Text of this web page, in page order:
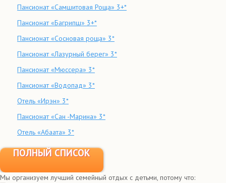
Пансионат «Самшитовая Роща» 3+*
Пансионат «Багрипш» 3+*
Пансионат «Сосновая роща» 3*
Пансионат «Лазурный берег» 3*
Пансионат «Мюссера» 3*
Пансионат «Водопад» 3*
Отель «Ирэн» 3*
Пансионат «Сан -Марина» 3*
Отель «Абаата» 3*
ПОЛНЫЙ СПИСОК
Мы организуем лучший семейный отдых с детьми, потому что: